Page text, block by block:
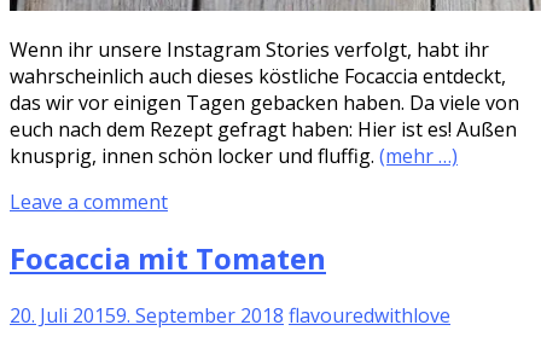
Wenn ihr unsere Instagram Stories verfolgt, habt ihr
wahrscheinlich auch dieses köstliche Focaccia entdeckt,
das wir vor einigen Tagen gebacken haben. Da viele von
euch nach dem Rezept gefragt haben: Hier ist es! Außen
knusprig, innen schön locker und fluffig. (mehr …)
Leave a comment
Focaccia mit Tomaten
20. Juli 20159. September 2018 flavouredwithlove